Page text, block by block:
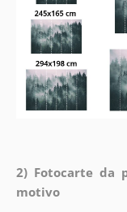
2) Fotocarte da
motivo